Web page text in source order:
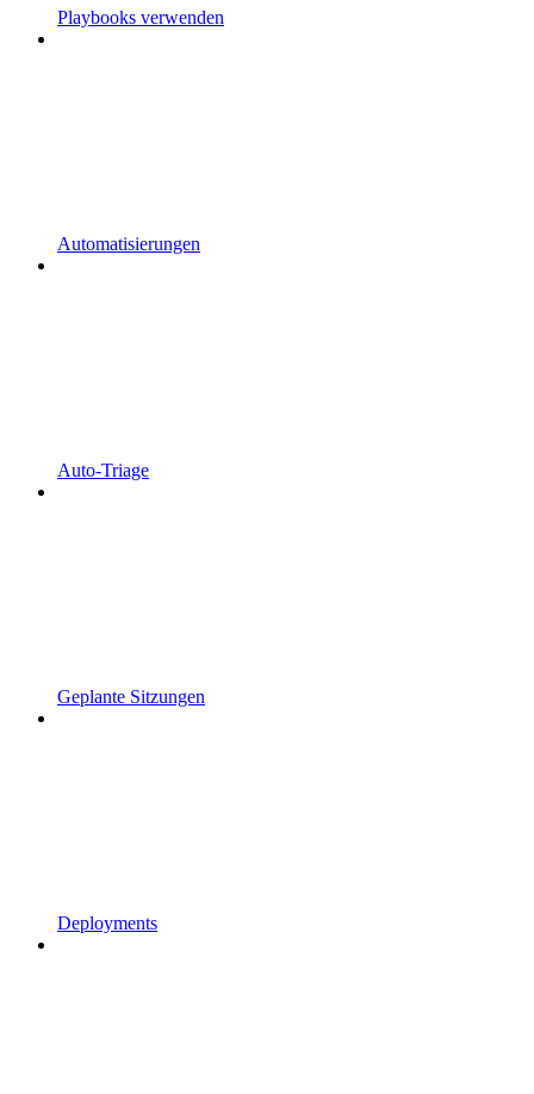
Playbooks verwenden
Automatisierungen
Auto-Triage
Geplante Sitzungen
Deployments